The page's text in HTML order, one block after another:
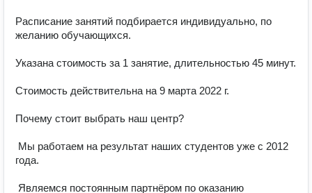
Расписание занятий подбирается индивидуально, по
желанию обучающихся.
Указана стоимость за 1 занятие, длительностью 45 минут.
Стоимость действительна на 9 марта 2022 г.
Почему стоит выбрать наш центр?
года.